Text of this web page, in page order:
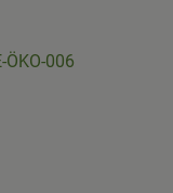
006
https://
zu https://